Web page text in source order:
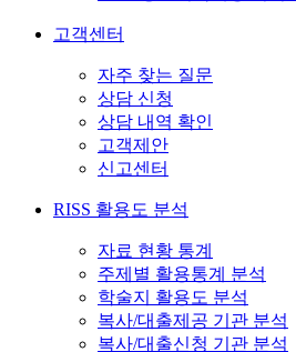
고객센터
자주 찾는 질문
상담 신청
상담 내역 확인
고객제안
신고센터
RISS 활용도 분석
자료 현황 통계
주제별 활용통계 분석
학술지 활용도 분석
복사/대출제공 기관 분석
복사/대출신청 기관 분석